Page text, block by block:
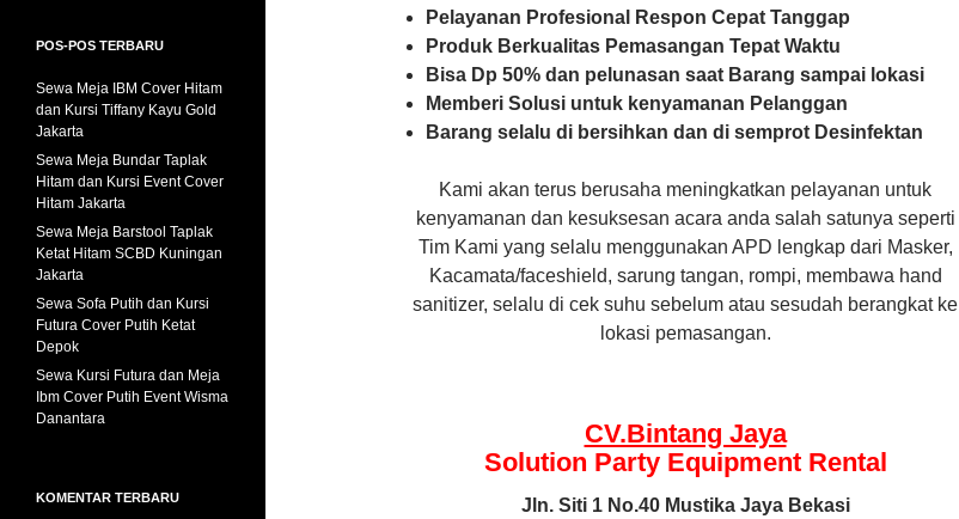
Pelayanan Profesional Respon Cepat Tanggap
Produk Berkualitas Pemasangan Tepat Waktu
Bisa Dp 50% dan pelunasan saat Barang sampai lokasi
Memberi Solusi untuk kenyamanan Pelanggan
Barang selalu di bersihkan dan di semprot Desinfektan
Kami akan terus berusaha meningkatkan pelayanan untuk
kenyamanan dan kesuksesan acara anda salah satunya seperti
Tim Kami yang selalu menggunakan APD lengkap dari Masker,
Kacamata/faceshield, sarung tangan, rompi, membawa hand
sanitizer, selalu di cek suhu sebelum atau sesudah berangkat ke
lokasi pemasangan.
CV.Bintang Jaya
Solution Party Equipment Rental
Jln. Siti 1 No.40 Mustika Jaya Bekasi
POS-POS TERBARU
Sewa Meja IBM Cover Hitam
dan Kursi Tiffany Kayu Gold
Jakarta
Sewa Meja Bundar Taplak
Hitam dan Kursi Event Cover
Hitam Jakarta
Sewa Meja Barstool Taplak
Ketat Hitam SCBD Kuningan
Jakarta
Sewa Sofa Putih dan Kursi
Futura Cover Putih Ketat
Depok
Sewa Kursi Futura dan Meja
Ibm Cover Putih Event Wisma
Danantara
KOMENTAR TERBARU